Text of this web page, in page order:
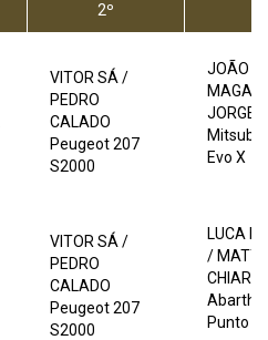
2º
VITOR SÁ /
PEDRO
CALADO
Peugeot 207
S2000
JOÃO
JORGE
Evo X
VITOR SÁ /
PEDRO
CALADO
Peugeot 207
S2000
LUCA
/
Abarth
Punto